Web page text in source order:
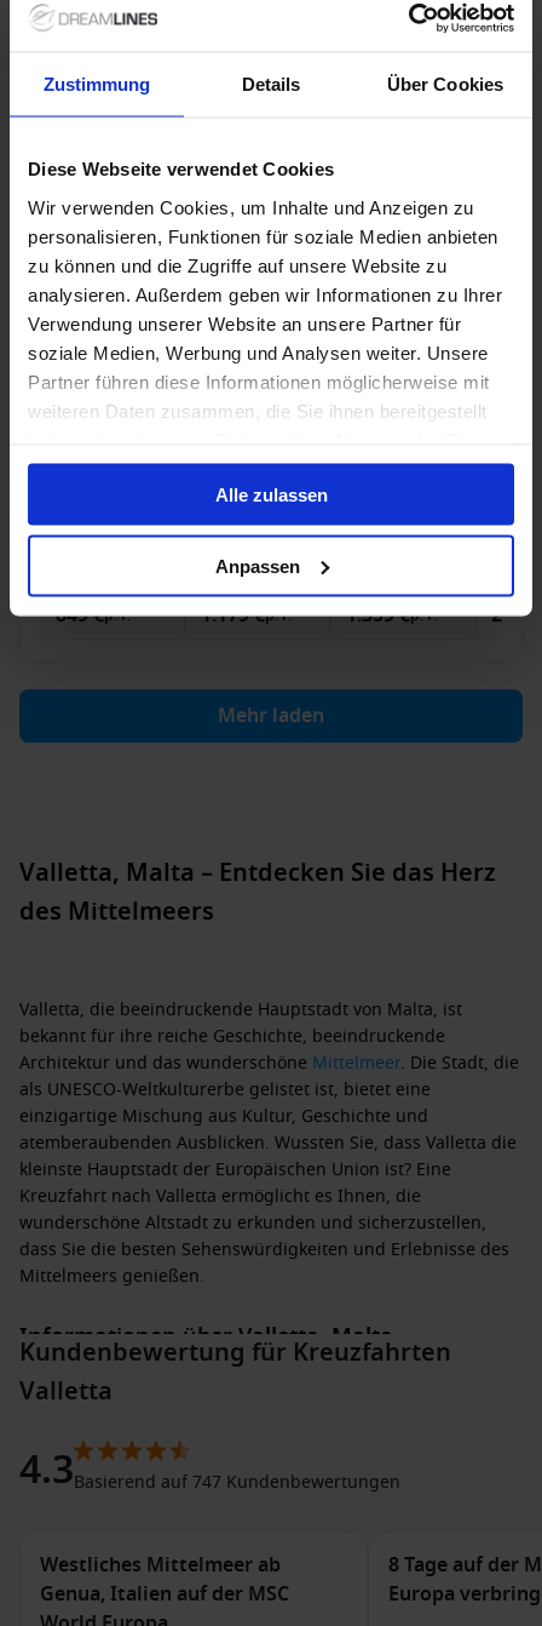
Zustimmung Details Über Cookies
Diese Webseite verwendet Cookies
Wir verwenden Cookies, um Inhalte und Anzeigen zu
personalisieren, Funktionen für soziale Medien anbieten
zu können und die Zugriffe auf unsere Website zu
analysieren. Außerdem geben wir Informationen zu Ihrer
Verwendung unserer Website an unsere Partner für
soziale Medien, Werbung und Analysen weiter. Unsere
Partner führen diese Informationen möglicherweise mit
weiteren Daten zusammen, die Sie ihnen bereitgestellt
gesammelt haben.
Alle zulassen
Anpassen
Bis zu 49 € Bordguthaben
19 Aug. 2026 Nächte 2 Alternativen
909 €p. P. 1.109 €p. P.
Nur Kreuzfahrt
Westliches Mittelmeer ab Barcelona, Spanien auf
der MSC World Europa
Ab / An Barcelona
MSC World Europa
Bis zu 299 € Bordguthaben
18 Sep. 2026 7Nächte 10 Alternativen
Innenkabineab
849 €p. P.
Außenkabineab
1.179 €p. P.
Balkonkabineab
1.359 €p. P.
Suite
Mehr laden
Valletta, Malta – Entdecken Sie das Herz
des Mittelmeers
Valletta, die beeindruckende Hauptstadt von Malta, ist
bekannt für ihre reiche Geschichte, beeindruckende
Architektur und das wunderschöne Mittelmeer. Die Stadt, die
als UNESCO-Weltkulturerbe gelistet ist, bietet eine
einzigartige Mischung aus Kultur, Geschichte und
atemberaubenden Ausblicken. Wussten Sie, dass Valletta die
kleinste Hauptstadt der Europäischen Union ist? Eine
Kreuzfahrt nach Valletta ermöglicht es Ihnen, die
wunderschöne Altstadt zu erkunden und sicherzustellen,
dass Sie die besten Sehenswürdigkeiten und Erlebnisse des
Mittelmeers genießen.
Informationen über Valletta, Malta
Wenn Ihr Kreuzfahrtschiff in Valletta anlegt, erwarten Sie
eine Vielzahl von Aktivitäten und Erlebnissen:
Besuchen Sie dieSt. John’s
atemberaubende Kathedrale ist bekannt für ihre barocke
Erforschen Sie diemaltesischen Museen
: Das Nationale
Archäologiemuseum und das Malta-Wars Museum sind
Kundenbewertung für Kreuzfahrten
Valletta
4.3Basierend auf 747 Kundenbewertungen
Westliches Mittelmeer ab
Genua, Italien auf der MSC
8 Tage auf der
Europa